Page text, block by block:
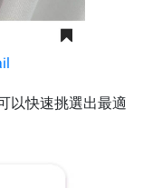
以快速挑選出最適